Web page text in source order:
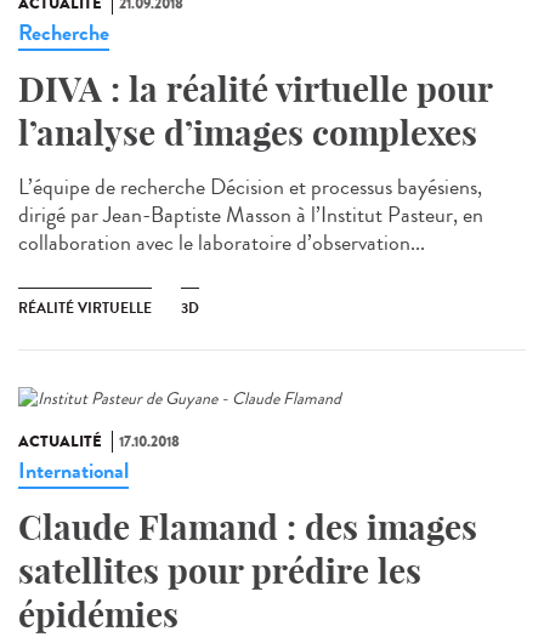
Recherche
DIVA : la réalité virtuelle pour
l’analyse d’images complexes
L’équipe de recherche Décision et processus bayésiens,
dirigé par Jean-Baptiste Masson à l’Institut Pasteur, en
collaboration avec le laboratoire d’observation...
RÉALITÉ VIRTUELLE 3D
ACTUALITÉ 17.10.2018
International
Claude Flamand : des images
satellites pour prédire les
épidémies